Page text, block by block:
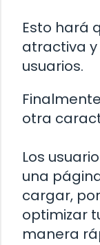
Esto hará
atractiva
usuarios.
otra
Los
una
cargar,
optimizar
manera